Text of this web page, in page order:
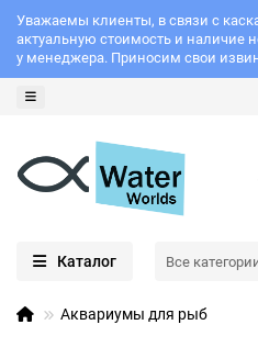
Уважаемы клиенты, в связи с
актуальную стоимость и наличие
у менеджера. Приносим свои
Каталог Все
Аквариумы для рыб